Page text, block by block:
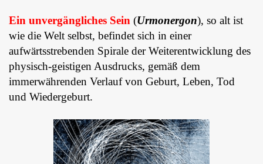
Ein unvergängliches Sein (Urmonergon), so alt ist
wie die Welt selbst, befindet sich in einer
aufwärtsstrebenden Spirale der Weiterentwicklung des
physisch-geistigen Ausdrucks, gemäß dem
immerwährenden Verlauf von Geburt, Leben, Tod
und Wiedergeburt.